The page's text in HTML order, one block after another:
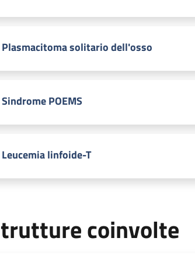
Plasmacitoma solitario dell'osso
Sindrome POEMS
Leucemia linfoide-T
coinvolte